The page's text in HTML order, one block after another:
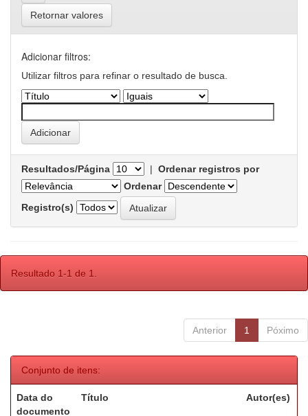
Retornar valores
Adicionar filtros:
Utilizar filtros para refinar o resultado de busca.
Resultados/Página | Ordenar registros por
Ordenar
Registro(s)
Resultado 1-1 de 1.
Anterior 1 Póximo
Conjunto de itens:
Data do
documento
Título Autor(es)